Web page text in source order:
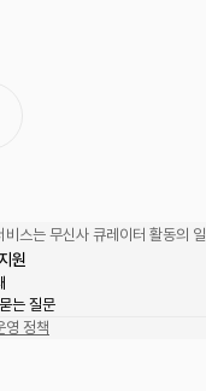
비스는 무신사 큐레이터 활동의
원
는 질문
영 정책